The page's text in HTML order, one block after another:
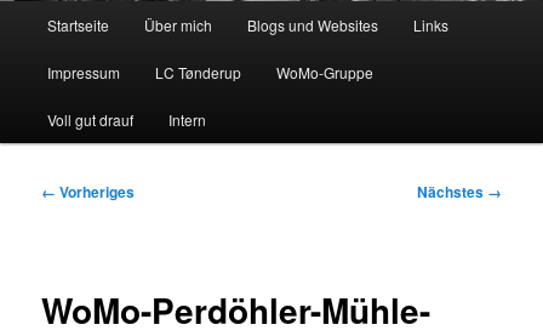
Startseite Über mich Blogs und Websites Links
Impressum LC Tønderup WoMo-Gruppe
Voll gut drauf Intern
Bilder-
← Vorheriges Nächstes →
WoMo-Perdöhler-Mühle-